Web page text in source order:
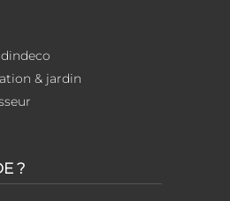
& jardin
?